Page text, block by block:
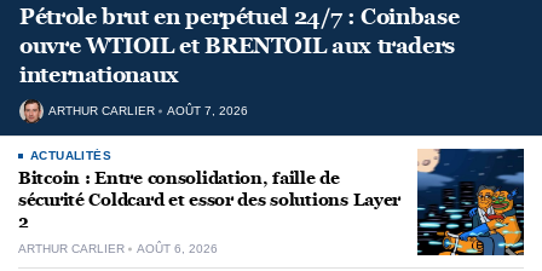
Pétrole brut en perpétuel 24/7 : Coinbase
ouvre WTIOIL et BRENTOIL aux traders
internationaux
ARTHUR CARLIER AOÛT 7, 2026
ACTUALITÉS
Bitcoin : Entre consolidation, faille de
sécurité Coldcard et essor des solutions Layer
2
ARTHUR CARLIER AOÛT 6, 2026